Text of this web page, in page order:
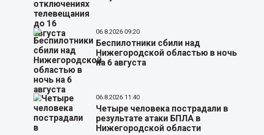
06.8.2026 09:20
Беспилотники сбили над
Нижегородской областью в ночь
на 6 августа
06.8.2026 11:40
Четыре человека пострадали в
результате атаки БПЛА в
Нижегородской области